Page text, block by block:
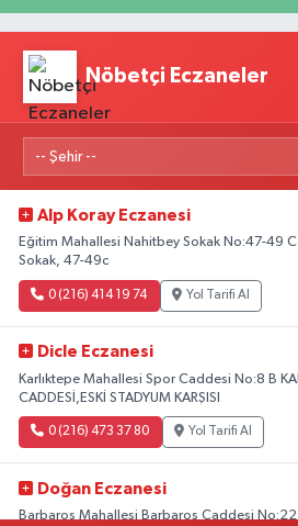
Nöbetçi Eczaneler
Alp Koray Eczanesi
Eğitim Mahallesi Nahitbey Sokak No:47-49
Sokak, 47-49c
0 (216) 414 19 74 Yol Tarifi Al
Dicle Eczanesi
Karlıktepe Mahallesi Spor Caddesi No:8 B
CADDESİ,ESKİ STADYUM KARŞISI
0 (216) 473 37 80 Yol Tarifi Al
Doğan Eczanesi
Barbaros Mahallesi Barbaros Caddesi